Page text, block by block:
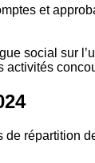
et
social sur
de répartition